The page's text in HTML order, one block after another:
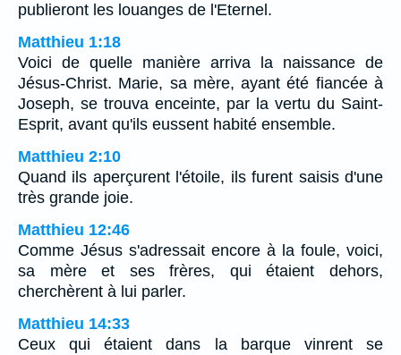
publieront les louanges de l'Eternel.
Matthieu 1:18
Voici de quelle manière arriva la naissance de
Jésus-Christ. Marie, sa mère, ayant été fiancée à
Joseph, se trouva enceinte, par la vertu du Saint-
Esprit, avant qu'ils eussent habité ensemble.
Matthieu 2:10
Quand ils aperçurent l'étoile, ils furent saisis d'une
très grande joie.
Matthieu 12:46
Comme Jésus s'adressait encore à la foule, voici,
sa mère et ses frères, qui étaient dehors,
cherchèrent à lui parler.
Matthieu 14:33
Ceux qui étaient dans la barque vinrent se